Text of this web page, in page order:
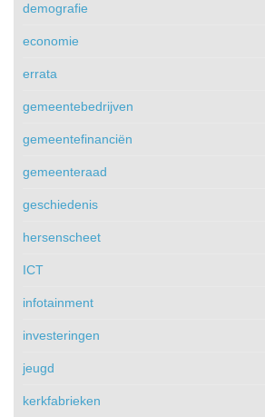
demografie
economie
errata
gemeentebedrijven
gemeentefinanciën
gemeenteraad
geschiedenis
hersenscheet
ICT
infotainment
investeringen
jeugd
kerkfabrieken